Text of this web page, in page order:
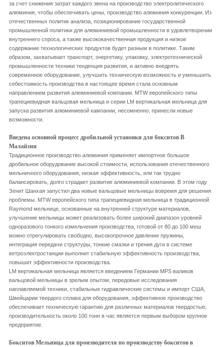
за счет снижения затрат каждого звена на производство электролитического
алюминия, чтобы обеспечивать цены, производство алюминия конкуренции. Из
отечественных политик анализа, позиционирование государственной
промышленной политики для алюминиевой промышленности в удовлетворении
внутреннего спроса, а также высококачественная продукция и низкое
содержание технологических продуктов будет разным в политике. Таким
образом, захватывает транспорт, энергетику, упаковку, электротехнической
промышленности техники тенденция развития, и активно внедрять
современное оборудование, улучшить техническую возможность и уменьшить
себестоимость производства в настоящее время стала основным
направлением развития алюминиевой компании. МТW европейского типы
трапециевидная вальцовая мельница и серии LM вертикальная мельница для
запуска развития алюминиевой кампании, несомненно, принесли новые
возможности.
Введена основной процесс дробильной установки для бокситов В
Малайзии
Традиционное производство алюминия применяет импортное большое
дробильное оборудование высокой стоимости, использования отечественного
мельничного оборудования, низкая эффективность, или так трудно
балансировать, долго страдает развитие алюминиевой компании. В этом году
Зенит Шанхая запустил два новые вальцовые мельницы вовремя для решения
проблемы. МТW европейского типа трапециевидная мельница в традиционной
Raymond мельнице, основанные на внутренней структуре материалов,
улучшение мельницы может реализовать более широкий диапазон уровней
одноразового тонкого измельчения производства, готовой от 80 до 100 меш
можно отрегулировать свободно, высокопрочное давление пружины,
интеграция передачи структуры, тонкие смазки и трения дуги в системе
ветроэлектростанции выполнит стабильную эффективность производства,
повышит эффективности производства.
LM вертикальная мельница является введением Германии MPS валиков
вальцовой мельницы в зрелым опытом, передовые исследования
наплавляемой техники, стабильные гидравлические системы и импорт США,
Швейцарии твердого сплава для оборудования, эффективное производство
обеспечивает техническую гарантию для различных материалов твердостью,
производительность около 100 тонн в час является первым выбором крупное
предприятие.
Бокситов Мельница для производителя по производству бокситов в